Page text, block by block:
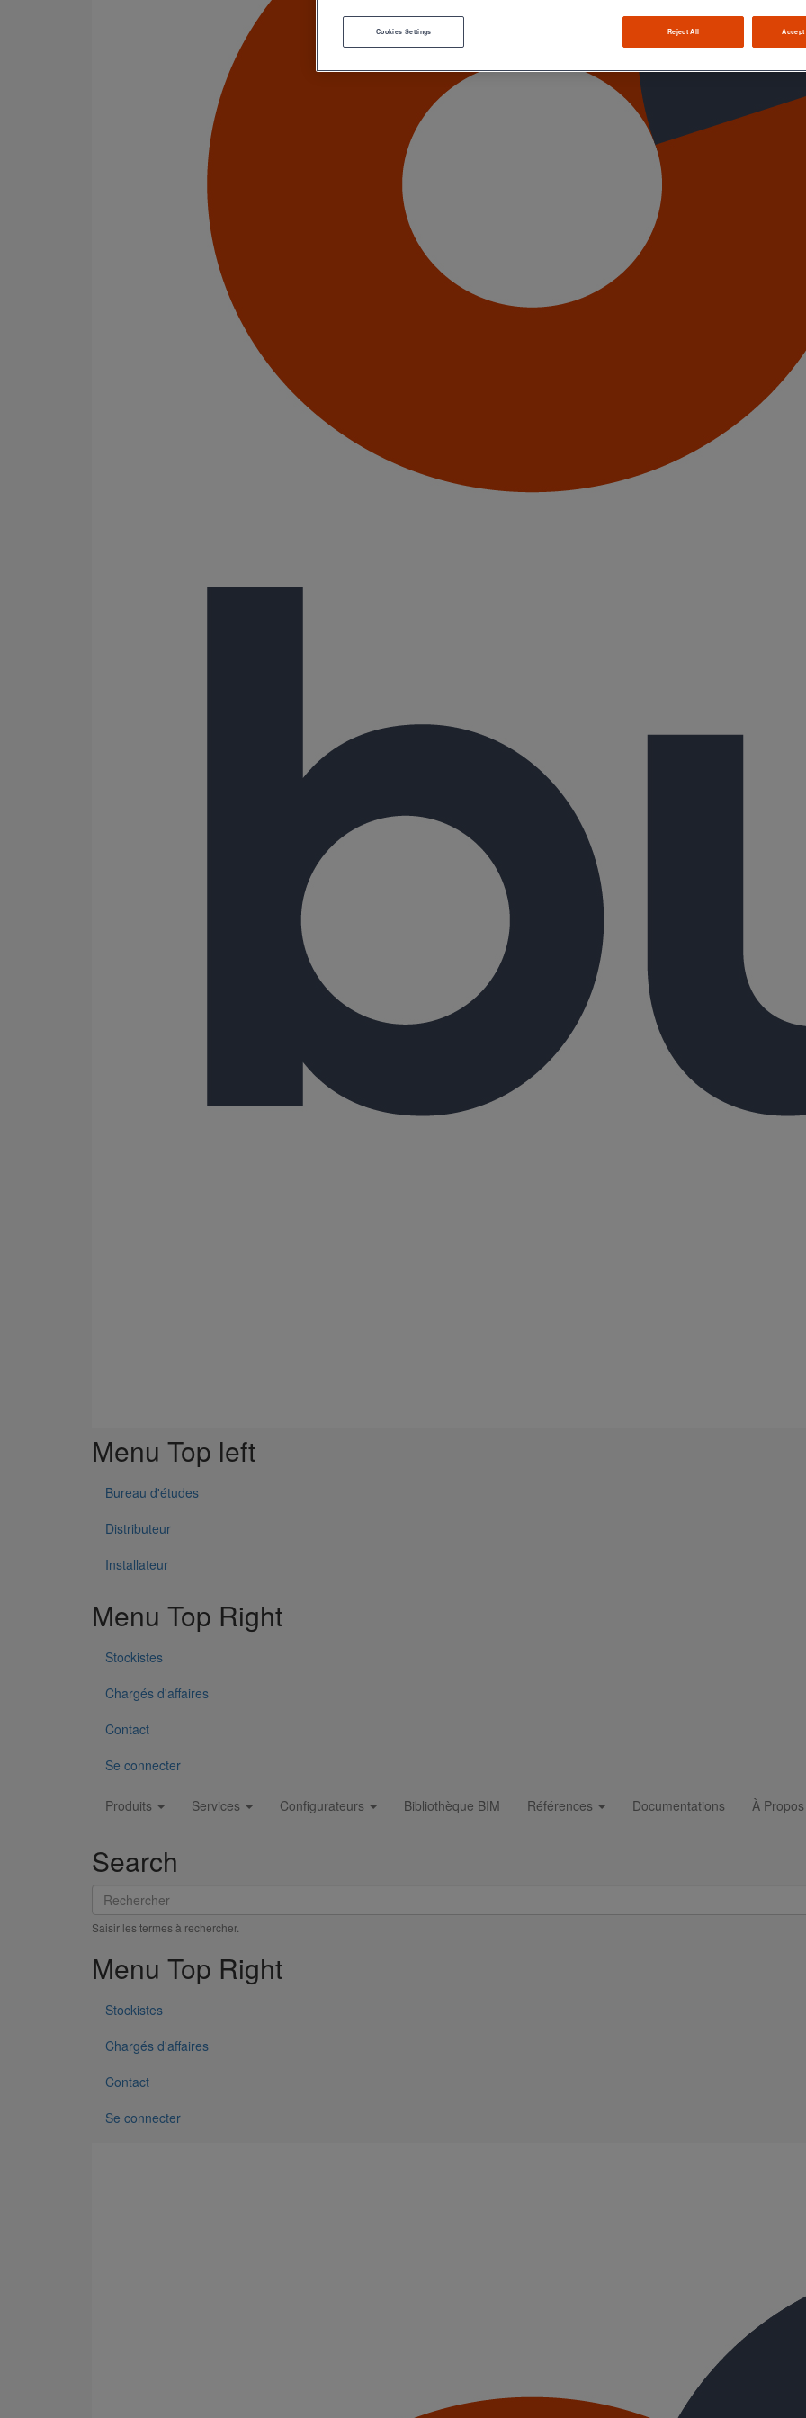
Menu Top left
Bureau d'études
Distributeur
Installateur
Menu Top Right
Stockistes
Chargés d'affaires
Contact
Se connecter
Main
Produits Services Configurateurs Bibliothèque BIM Références Documentations À Propos
Search
Rechercher
Saisir les termes à rechercher.
Menu Top Right
Stockistes
Chargés d'affaires
Contact
Se connecter
Journaliste : Cyrille Maury
Les feux sont au vert pour Pont à Mousson. Si depuis les années 70, le spécialiste des évacuations sanitaires et pluviales
des canalisations polymères, les temps changent. « Nous vivons un retournement de cycle depuis 2019, se réjouit Vincent
compte de l’environnement et la tendance sociétale à la recherche de produits naturels, nobles, sûr, à longue durée de vie
Commercial de PAM Bâtiment, désormais installé au 22ème étage de la tour Saint-Gobain, l’heure est venue d’accélérer
Business Unit à par entière. « Si PAM avait historiquement une culture d’ingénieur, nous sommes réellement passés à une
place d’une nouvelle organisation prescription et commerce afin de mieux répondre à 4 typologies de clients très différentes.
L’objectif des prescripteurs terrains (5 collaborateurs) est de suivre les propriétaires - maitres d’ouvrage, promoteurs… -
investissement avec, deux arguments imbattables : la pérennité de la fonte (100 ans) et, côté prix, une approche globale
l’investissement, le montage, la maintenance... Les consultants - architectes, bureaux d’études… - sont leur seconde
générique pour travailler en sécurité et apporter notre contribution aux labels durables comme BREAM et HQE. »
La force de vente suit les deux autres cibles :
- L’entreprise générale avec une démarche TCI (coût total d’implémentation) valorisant la productivité : des produits lourds
ne cassent pas et se démontent toujours aussi rapidement. Autres leviers : le kitting sur les grands chantiers et la
Angleterre très en avance dans le Out site building.
- Le réseau de distribution avec une optimisation de l’offre et un travail sur les plans de stock afin d’accroitre le CA et les
Romanet entend bien faire fructifier fort de son savoir faire acquis chez La Plateforme du Bâtiment à l’étranger et Kingfisher
Côté stratégie, l’accent est mis sur les basiques concurrentiels : l’absorption acoustique, avec des solutions spécifiques
25 ; la sécurité incendie avec, notamment, la gamme PAM A1 S1 D1 qui permet d’obtenir des PV coupe-feu supprimant le
d’un nouveau configurateur coupe-feu qui permet de choisir la meilleure solution réglementaire et économique selon le
emplacement en traversée horizontale ou verticale, et le degré CF à atteindre.
Autre point différenciant : le cycle de vie vertueux : la fonte produite dans le haut fourneau à Bayard est de la ferraille à
certains seront des innovations majeures qui verront le jour à partir de la mi 2021. »
Cookies Settings Reject All